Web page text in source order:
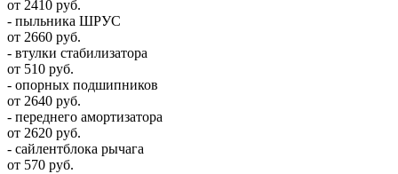
от 2410 руб.
- пыльника ШРУС
от 2660 руб.
- втулки стабилизатора
от 510 руб.
- опорных подшипников
от 2640 руб.
- переднего амортизатора
от 2620 руб.
- сайлентблока рычага
от 570 руб.